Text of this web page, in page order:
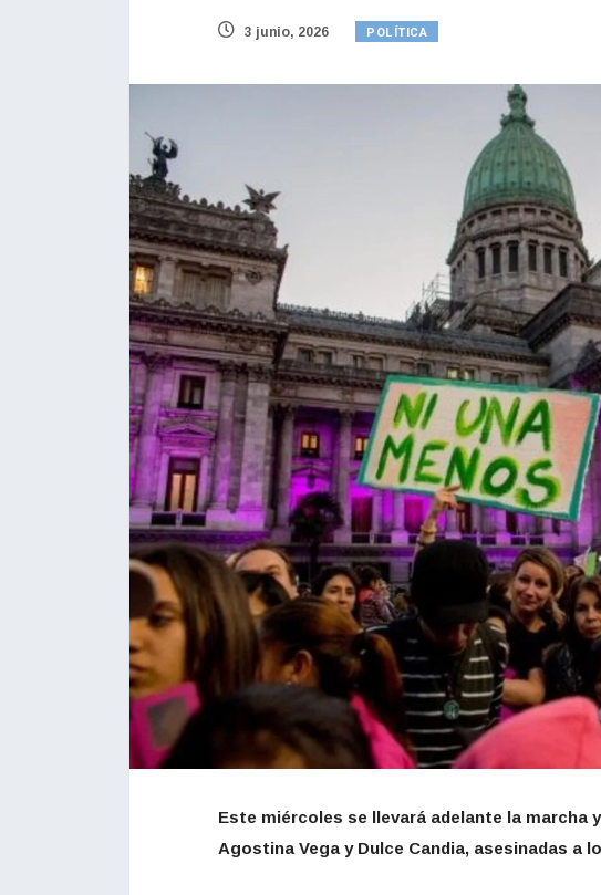
3 junio, 2026 POLÍTICA
Este miércoles se llevará adelante la marcha
Agostina Vega y Dulce Candia, asesinadas a